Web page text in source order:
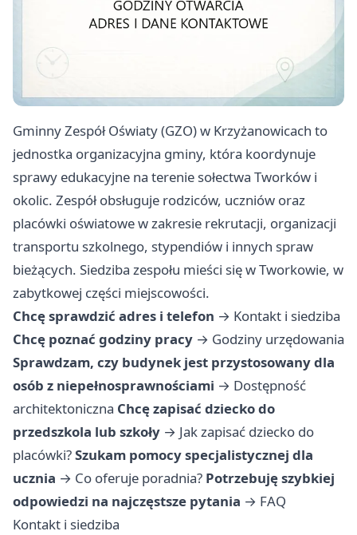
Gminny Zespół Oświaty (GZO) w Krzyżanowicach to
jednostka organizacyjna gminy, która koordynuje
sprawy edukacyjne na terenie sołectwa Tworków i
okolic. Zespół obsługuje rodziców, uczniów oraz
placówki oświatowe w zakresie rekrutacji, organizacji
transportu szkolnego, stypendiów i innych spraw
bieżących. Siedziba zespołu mieści się w Tworkowie, w
zabytkowej części miejscowości.
Chcę sprawdzić adres i telefon → Kontakt i siedziba
Chcę poznać godziny pracy → Godziny urzędowania
Sprawdzam, czy budynek jest przystosowany dla
osób z niepełnosprawnościami → Dostępność
architektoniczna Chcę zapisać dziecko do
przedszkola lub szkoły → Jak zapisać dziecko do
placówki?Szukam pomocy specjalistycznej dla
ucznia → Co oferuje poradnia? Potrzebuję szybkiej
odpowiedzi na najczęstsze pytania → FAQ
Kontakt i siedziba